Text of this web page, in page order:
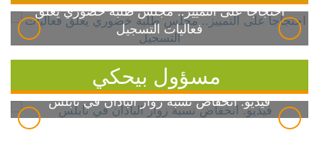
احتجاجاً على التمييز.. مجلس طلبة خضوري يعلق
فعاليات التسجيل
مسؤول بيحكي
فيديو: انخفاض نسبة زوار الباذان في نابلس